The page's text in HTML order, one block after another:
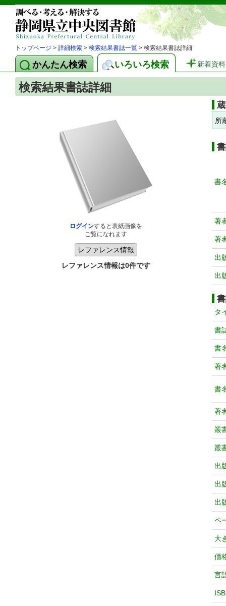
トップページ > 詳細検索 > 検索結果書誌一覧 > 検索結果書誌詳細
かんたん検索 いろいろ検索 新着資料
検索結果書誌詳細
ログインすると表紙画像を
ご覧になれます
レファレンス情報は0件です
所
書
著
著
出
出
タ
書
書
著
書
著
叢
叢
出
出
出
ペ
大
価
言